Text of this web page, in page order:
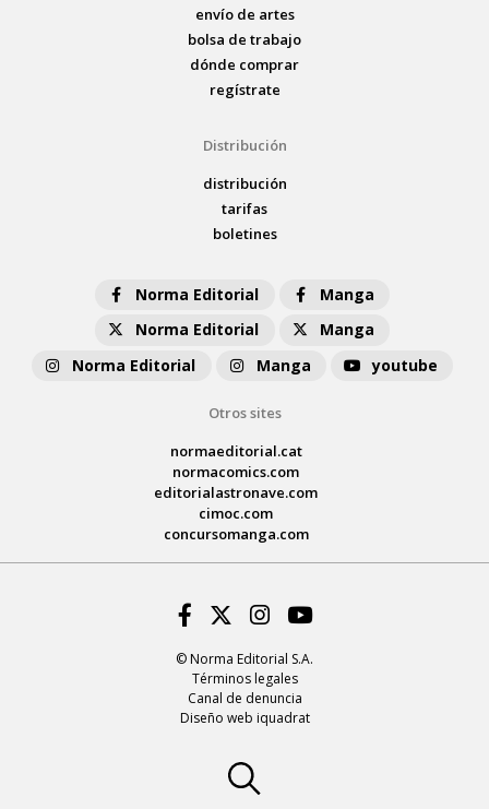
envío de artes
bolsa de trabajo
dónde comprar
regístrate
Distribución
distribución
tarifas
boletines
Norma Editorial
Manga
Norma Editorial
Manga
Norma Editorial
Manga youtube
Otros sites
normaeditorial.cat
normacomics.com
editorialastronave.com
cimoc.com
concursomanga.com
© Norma Editorial S.A.
Términos legales
Canal de denuncia
Diseño web iquadrat
Facebook
Twitter
Instagram
Youtube